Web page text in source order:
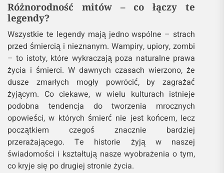
Różnorodność mitów – co łączy te
legendy?
Wszystkie te legendy mają jedno wspólne – strach
przed śmiercią i nieznanym. Wampiry, upiory, zombi
– to istoty, które wykraczają poza naturalne prawa
życia i śmierci. W dawnych czasach wierzono, że
dusze zmarłych mogły powrócić, by zagrażać
żyjącym. Co ciekawe, w wielu kulturach istnieje
podobna tendencja do tworzenia mrocznych
opowieści, w których śmierć nie jest końcem, lecz
początkiem czegoś znacznie bardziej
przerażającego. Te historie żyją w naszej
świadomości i kształtują nasze wyobrażenia o tym,
co kryje się po drugiej stronie życia.